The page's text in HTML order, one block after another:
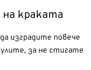
на краката
изградите повече
за не стигате